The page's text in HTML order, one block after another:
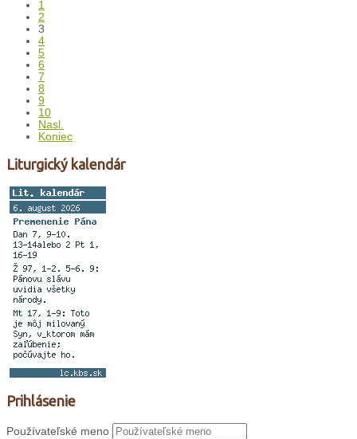
1
2
3
4
5
6
7
8
9
10
Nasl.
Koniec
Liturgický kalendár
Prihlásenie
Používateľské meno